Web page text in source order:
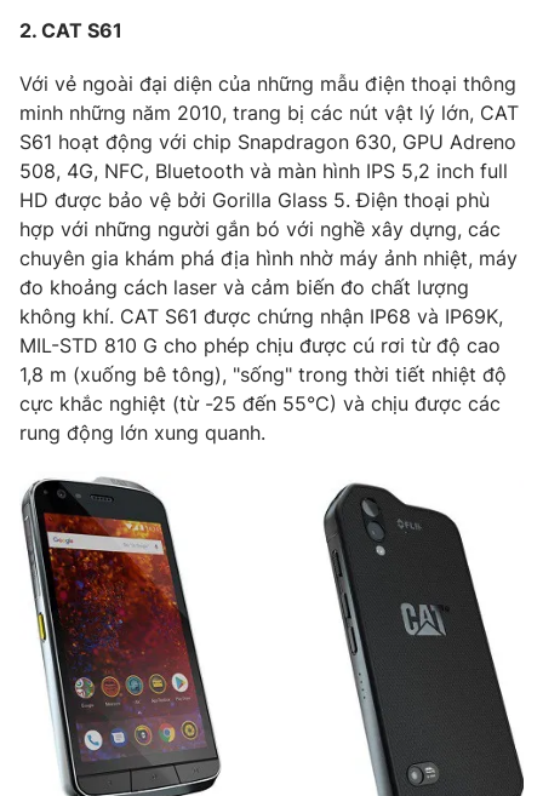
Thị trường 24h Tấm lòng Việt
VTV4 Vươn mình bằng AI
VTV9 VTV8
Liên hệ tòa soạn English
Theo dõi báo trên
Cơ quan chủ quản: Đài Truyền hình Việt Nam
Cơ quan báo chí:Thời báo VTV
Giấy phép hoạt động báo in và báo điện tử số 483/GP-BTTTT
cấp ngày 29/12/2023
Tổng Biên tập:Vũ Thanh Thủy
2. CAT S61
Với vẻ ngoài đại diện của những mẫu điện thoại thông
minh những năm 2010, trang bị các nút vật lý lớn, CAT
S61 hoạt động với chip Snapdragon 630, GPU Adreno
508, 4G, NFC, Bluetooth và màn hình IPS 5,2 inch full
HD được bảo vệ bởi Gorilla Glass 5. Điện thoại phù
hợp với những người gắn bó với nghề xây dựng, các
chuyên gia khám phá địa hình nhờ máy ảnh nhiệt, máy
đo khoảng cách laser và cảm biến đo chất lượng
không khí. CAT S61 được chứng nhận IP68 và IP69K,
MIL-STD 810 G cho phép chịu được cú rơi từ độ cao
1,8 m (xuống bê tông), "sống" trong thời tiết nhiệt độ
cực khắc nghiệt (từ -25 đến 55°C) và chịu được các
rung động lớn xung quanh.